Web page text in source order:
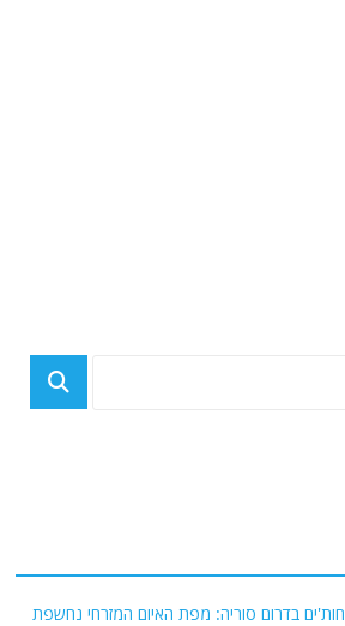
חות'ים בדרום סוריה: מפת האיום המזרחי נחשפת